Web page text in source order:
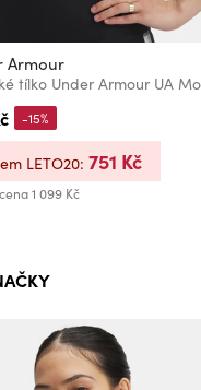
Armour
1 099 Kč
-15%
LETO20: 751 Kč